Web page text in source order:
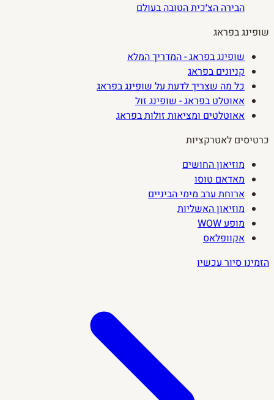
הבירה הצ׳כית הטובה בעולם
שופינג בפראג
שופינג בפראג - המדריך המלא
קניונים בפראג
כל מה שצריך לדעת על שופינג בפראג
אאוטלט בפראג - שופינג זול
אאוטלטים ומציאות זולות בפראג
כרטיסים לאטרקציות
מוזיאון החושים
מאדאם טוסו
ארוחת ערב מימי הביניים
מוזיאון האשליות
מופע WOW
אקוופלאס
הזמינו סיור עכשיו